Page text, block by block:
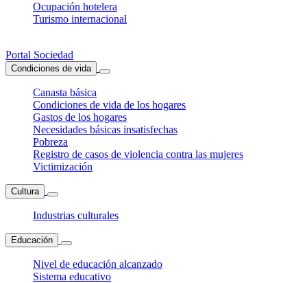
Ocupación hotelera
Turismo internacional
Portal Sociedad
Condiciones de vida
Canasta básica
Condiciones de vida de los hogares
Gastos de los hogares
Necesidades básicas insatisfechas
Pobreza
Registro de casos de violencia contra las mujeres
Victimización
Cultura
Industrias culturales
Educación
Nivel de educación alcanzado
Sistema educativo